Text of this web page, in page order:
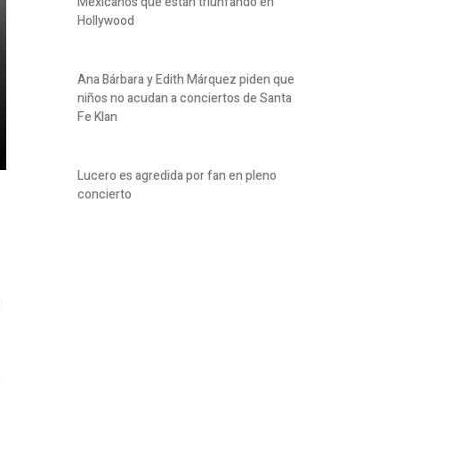
Hollywood
Ana Bárbara y Edith Márquez piden que
niños no acudan a conciertos de Santa
Fe Klan
Lucero es agredida por fan en pleno
concierto